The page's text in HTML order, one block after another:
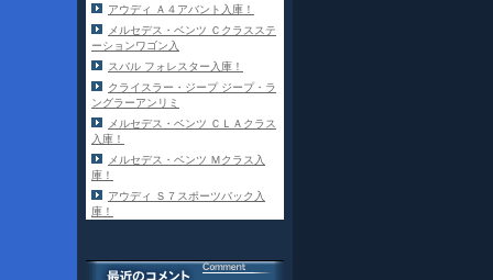
アウディ Ａ４アバント入庫！
メルセデス・ベンツ Ｃクラスステ
ーションワゴン入
スバル フォレスター入庫！
クライスラー・ジープ ジープ・ラ
ングラーアンリミ
メルセデス・ベンツ ＣＬＡクラス
入庫！
メルセデス・ベンツ Ｍクラス入
庫！
アウディ Ｓ７スポーツバック入
庫！